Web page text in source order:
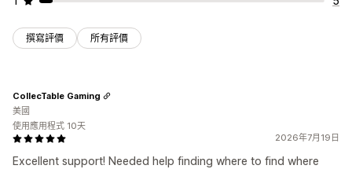
撰寫評價 所有評價
2026年7月19日
Excellent support! Needed help finding where to find where
CollecTable Gaming
美國
使用應用程式 10天